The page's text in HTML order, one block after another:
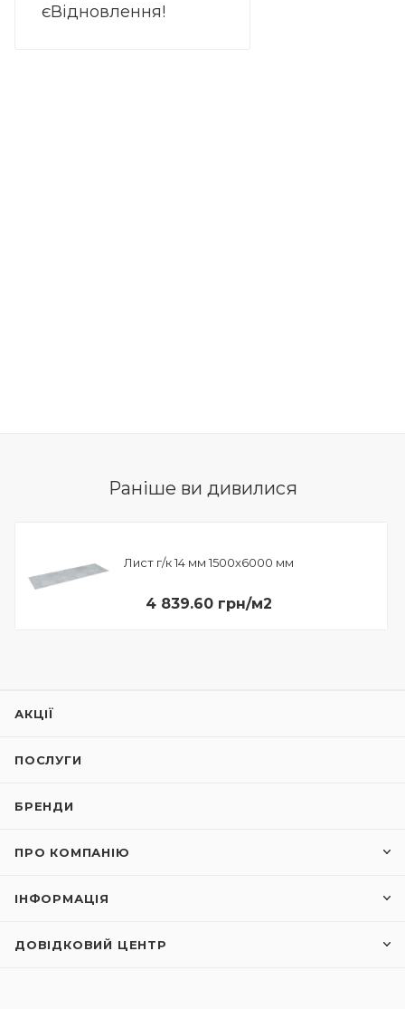
єВідновлення!
Раніше ви дивилися
Лист г/к 14 мм 1500х6000 мм
4 839.60 грн/м2
АКЦІЇ
ПОСЛУГИ
БРЕНДИ
ПРО КОМПАНІЮ
ІНФОРМАЦІЯ
ДОВІДКОВИЙ ЦЕНТР